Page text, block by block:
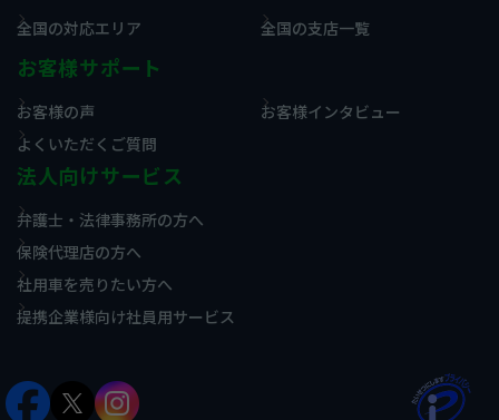
全国の対応エリア 全国の支店一覧
お客様サポート
お客様の声
お客様インタビュー
よくいただくご質問
法人向けサービス
弁護士・法律事務所の方へ
保険代理店の方へ
社用車を売りたい方へ
提携企業様向け社員用サービス